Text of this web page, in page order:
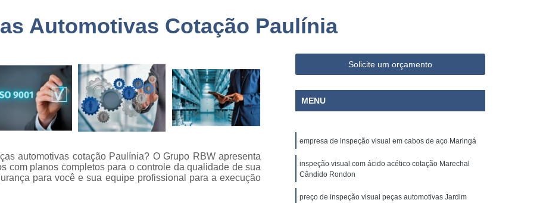
e
de
Empresa de Portaria
Empresa de Portaria e Limpeza
Empresa de Portaria São Paulo
Empresa de Portaria Terceirizada
Empresa de Zeladoria e Portaria
Empresa Portaria
Empresa Portaria e Segurança
Empresa Terceirizada de Portaria
Empresa Terceirizada Portaria
Empresa Administradora de Condomínio
Empresa Administradora de Condomínios
Empresa Administradora de Condomínios Residenciais
Automotivas Cotação Paulínia
automotivas cotação Paulínia? O Grupo RBW apresenta
com planos completos para o controle da qualidade de sua
para você e sua equipe profissional para a execução
Solicite um orçamento
MENU
empresa de inspeção visual em cabos de aço Maringá
inspeção visual com ácido acético cotação Marechal
Cândido Rondon
preço de inspeção visual peças automotivas Jardim